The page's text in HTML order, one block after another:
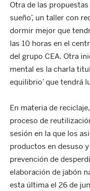
Otra de las
sueño’, un taller con
dormir mejor que
las 10 horas en el
del grupo CEA. Otra
mental es la charla
equilibrio’ que tendrá
En materia de
proceso de
sesión en la que los
productos en desuso
prevención de
elaboración de jabón
esta última el 26 de